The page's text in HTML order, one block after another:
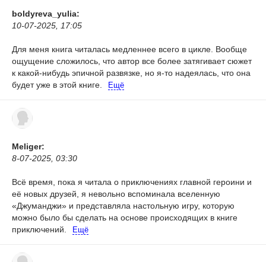
boldyreva_yulia:
10-07-2025, 17:05
Для меня книга читалась медленнее всего в цикле. Вообще
ощущение сложилось, что автор все более затягивает сюжет
к какой-нибудь эпичной развязке, но я-то надеялась, что она
будет уже в этой книге.
Ещё
Meliger:
8-07-2025, 03:30
Всё время, пока я читала о приключениях главной героини и
её новых друзей, я невольно вспоминала вселенную
«Джуманджи» и представляла настольную игру, которую
можно было бы сделать на основе происходящих в книге
приключений.
Ещё